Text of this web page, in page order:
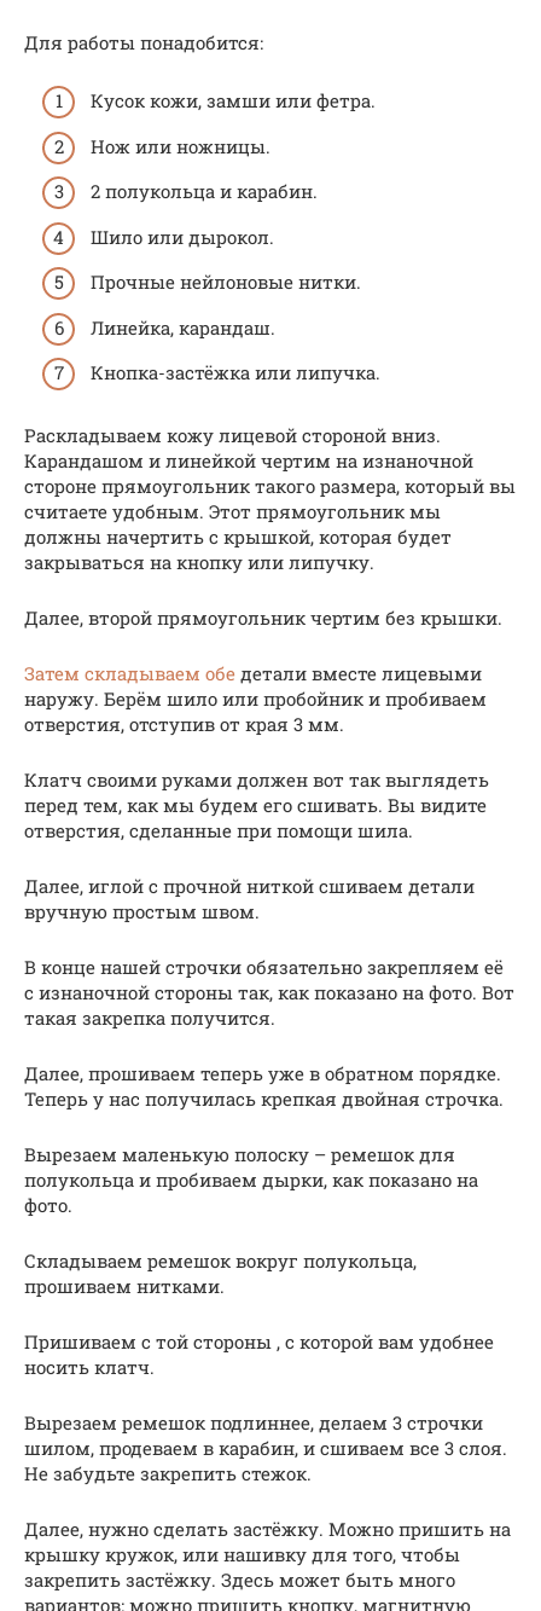
Для работы понадобится:
Кусок кожи, замши или фетра.
Нож или ножницы.
2 полукольца и карабин.
Шило или дырокол.
Прочные нейлоновые нитки.
Линейка, карандаш.
Кнопка-застёжка или липучка.
Раскладываем кожу лицевой стороной вниз.
Карандашом и линейкой чертим на изнаночной
стороне прямоугольник такого размера, который вы
считаете удобным. Этот прямоугольник мы
должны начертить с крышкой, которая будет
закрываться на кнопку или липучку.
Далее, второй прямоугольник чертим без крышки.
Затем складываем обе детали вместе лицевыми
наружу. Берём шило или пробойник и пробиваем
отверстия, отступив от края 3 мм.
Клатч своими руками должен вот так выглядеть
перед тем, как мы будем его сшивать. Вы видите
отверстия, сделанные при помощи шила.
Далее, иглой с прочной ниткой сшиваем детали
вручную простым швом.
В конце нашей строчки обязательно закрепляем её
с изнаночной стороны так, как показано на фото. Вот
такая закрепка получится.
Далее, прошиваем теперь уже в обратном порядке.
Теперь у нас получилась крепкая двойная строчка.
Вырезаем маленькую полоску – ремешок для
полукольца и пробиваем дырки, как показано на
фото.
Складываем ремешок вокруг полукольца,
прошиваем нитками.
Пришиваем с той стороны , с которой вам удобнее
носить клатч.
Вырезаем ремешок подлиннее, делаем 3 строчки
шилом, продеваем в карабин, и сшиваем все 3 слоя.
Не забудьте закрепить стежок.
Далее, нужно сделать застёжку. Можно пришить на
крышку кружок, или нашивку для того, чтобы
закрепить застёжку. Здесь может быть много
вариантов: можно пришить кнопку, магнитную